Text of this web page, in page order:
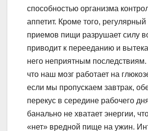
способностью организма
аппетит. Кроме того, регулярный
приемов пищи разрушает силу
приводит к перееданию и
него неприятным
что наш мозг работает на
если мы пропускаем завтрак,
перекус в середине рабочего
банально не хватает энергии,
«нет» вредной пище на ужин.